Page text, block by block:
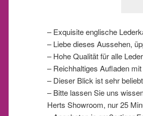
– Exquisite englische
– Liebe dieses Aussehen,
– Hohe Qualität für alle
– Reichhaltiges Aufladen
– Dieser Blick ist sehr
– Bitte lassen Sie uns
Herts Showroom, nur 25